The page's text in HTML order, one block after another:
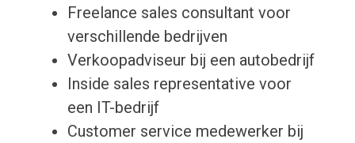
Freelance sales consultant voor
verschillende bedrijven
Verkoopadviseur bij een autobedrijf
Inside sales representative voor
een IT-bedrijf
Customer service medewerker bij